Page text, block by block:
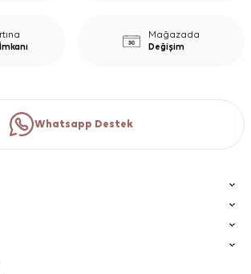
Mağazada
Değişim
Whatsapp Destek